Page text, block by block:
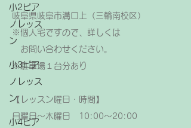
小2ピア
ノレッス
ン
小3ピア
ノレッス
ン
小4ピア
岐阜県岐阜市溝口上（三輪南校区）
※個人宅ですので、詳しくは
お問い合わせください。
​※駐車場１台分あり
【レッスン曜日・時間】
月曜日～木曜日 10:00～20:00